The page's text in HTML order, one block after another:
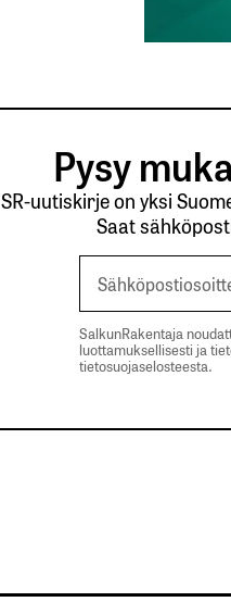
Pysy
SR-uutiskirje on yksi
Saat
SalkunRakentaja
luottamuksellisesti ja
tietosuojaselosteesta.